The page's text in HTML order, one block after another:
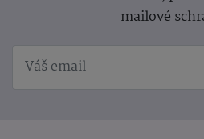
mailové